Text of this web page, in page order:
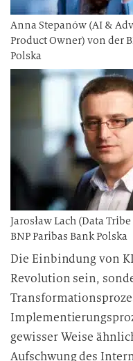
Anna Stepanów (AI &
Product Owner) von der
Polska
Jarosław Lach (Data
BNP Paribas Bank Polska
Die Einbindung von
Revolution sein,
gewisser Weise
Aufschwung des